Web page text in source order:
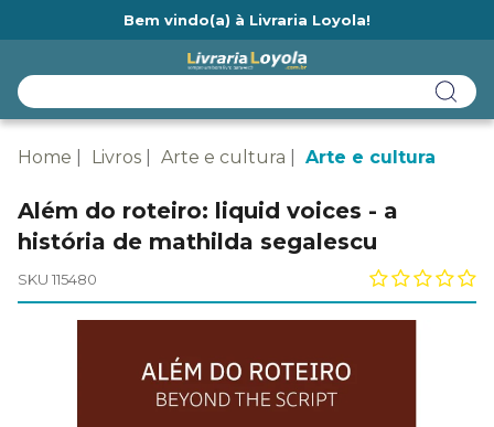
Bem vindo(a) à Livraria Loyola!
Home Livros Arte e cultura Arte e cultura
Além do roteiro: liquid voices - a
história de mathilda segalescu
SKU 115480